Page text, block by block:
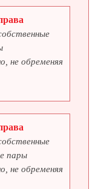
не обременяя
пары
не обременяя